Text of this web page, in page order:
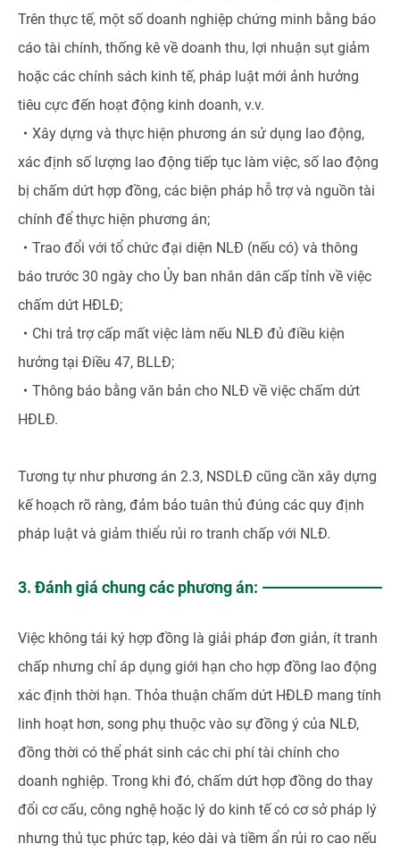
Trên thực tế, một số doanh nghiệp chứng minh bằng báo
cáo tài chính, thống kê về doanh thu, lợi nhuận sụt giảm
hoặc các chính sách kinh tế, pháp luật mới ảnh hưởng
tiêu cực đến hoạt động kinh doanh, v.v.
・ Xây dựng và thực hiện phương án sử dụng lao động,
xác định số lượng lao động tiếp tục làm việc, số lao động
bị chấm dứt hợp đồng, các biện pháp hỗ trợ và nguồn tài
chính để thực hiện phương án;
・ Trao đổi với tổ chức đại diện NLĐ (nếu có) và thông
báo trước 30 ngày cho Ủy ban nhân dân cấp tỉnh về việc
chấm dứt HĐLĐ;
・ Chi trả trợ cấp mất việc làm nếu NLĐ đủ điều kiện
hưởng tại Điều 47, BLLĐ;
・ Thông báo bằng văn bản cho NLĐ về việc chấm dứt
HĐLĐ.
Tương tự như phương án 2.3, NSDLĐ cũng cần xây dựng
kế hoạch rõ ràng, đảm bảo tuân thủ đúng các quy định
pháp luật và giảm thiểu rủi ro tranh chấp với NLĐ.
3. Đánh giá chung các phương án:
Việc không tái ký hợp đồng là giải pháp đơn giản, ít tranh
chấp nhưng chỉ áp dụng giới hạn cho hợp đồng lao động
xác định thời hạn. Thỏa thuận chấm dứt HĐLĐ mang tính
linh hoạt hơn, song phụ thuộc vào sự đồng ý của NLĐ,
đồng thời có thể phát sinh các chi phí tài chính cho
doanh nghiệp. Trong khi đó, chấm dứt hợp đồng do thay
đổi cơ cấu, công nghệ hoặc lý do kinh tế có cơ sở pháp lý
nhưng thủ tục phức tạp, kéo dài và tiềm ẩn rủi ro cao nếu